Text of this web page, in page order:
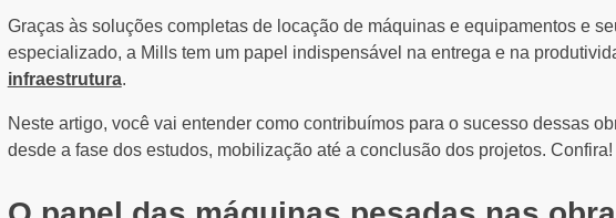
Graças às soluções completas de locação de máquinas e equipamentos e
especializado, a Mills tem um papel indispensável na entrega e na
infraestrutura.
Neste artigo, você vai entender como contribuímos para o sucesso dessas
desde a fase dos estudos, mobilização até a conclusão dos projetos. Confira!